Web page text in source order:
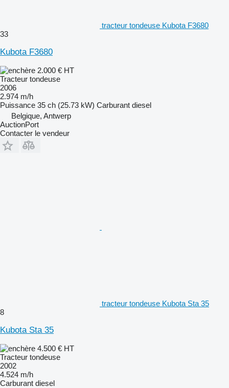
tracteur tondeuse Kubota F3680
33
Kubota F3680
2.000 € HT
Tracteur tondeuse
2006
2.974 m/h
Puissance 35 ch (25.73 kW) Carburant diesel
Belgique, Antwerp
AuctionPort
Contacter le vendeur
tracteur tondeuse Kubota Sta 35
8
Kubota Sta 35
4.500 € HT
Tracteur tondeuse
2002
4.524 m/h
Carburant diesel